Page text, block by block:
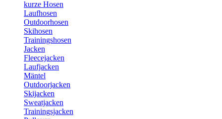
kurze Hosen
Laufhosen
Outdoorhosen
Skihosen
Trainingshosen
Jacken
Fleecejacken
Laufjacken
Mäntel
Outdoorjacken
Skijacken
Sweatjacken
Trainingsjacken